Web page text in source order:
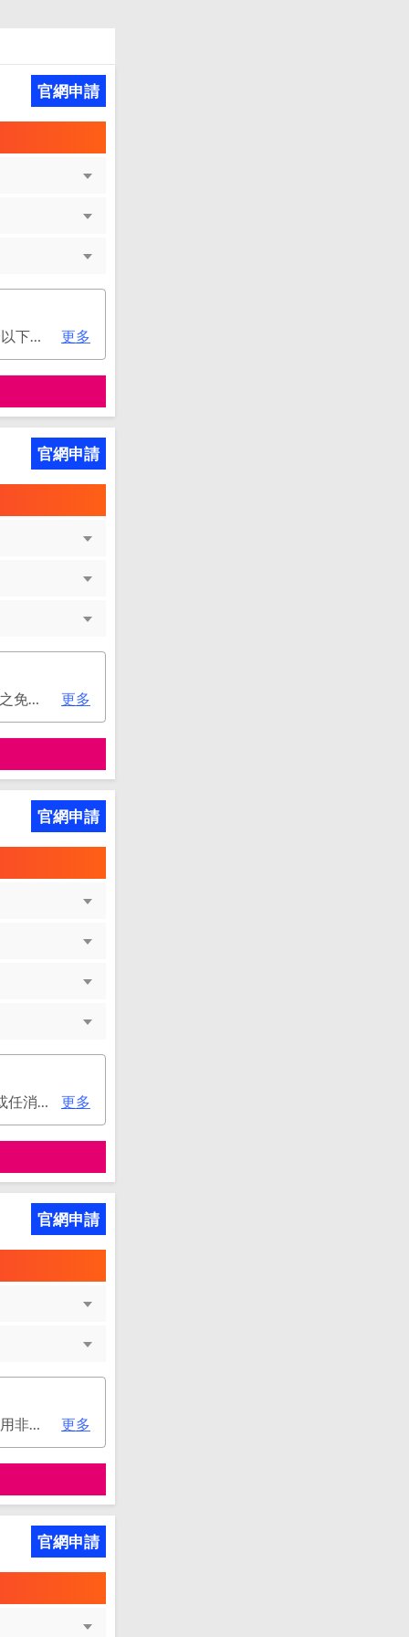
官網申請
次年年費：2000元(有條件免年費), 不分新舊戶均享首年免年費，第二年起符合以下條件享年費優惠辦法： 1.使用非紙本帳單(電子帳單或行動帳單)終身免年費。 2.前一年消費滿8 萬或 12 次享次年免年費。 更多
官網申請
次年年費：4500元(有條件免年費), 變更日(含)起至2026/12/31止，符合原卡別之免年費消費條件 或 使用台新信用卡數位帳單(包含電子/行動帳單)且生效，即享免年費優惠。 更多
官網申請
次年年費：3000元(有條件免年費), 使用帳單e化或玉山帳戶自動扣繳信用卡款或任消費一筆享免年費優惠。 更多
官網申請
次年年費：2000元(有條件免年費), 第二年起符合以下條件享年費優惠辦法 • 使用非紙本帳單(電子帳單或行動帳單)終身免年費 • 前一年消費滿 8 萬或 12 次享次年免年費 更多
官網申請